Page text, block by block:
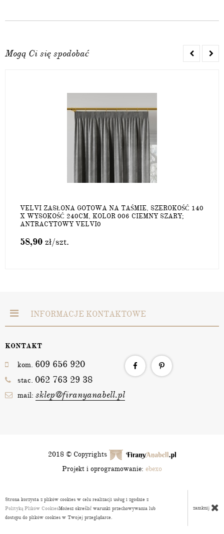
Mogą Ci się spodobać
VELVI ZASŁONA GOTOWA NA TAŚMIE, SZEROKOŚĆ 140
X WYSOKOŚĆ 240CM, KOLOR 006 CIEMNY SZARY;
ANTRACYTOWY VELVI0
58,90 zł/szt.
INFORMACJE KONTAKTOWE
KONTAKT
kom. 609 656 920
stac. 062 763 29 38
mail: sklep@firanyanabell.pl
2018 © Copyrights
Projekt i oprogramowanie: ebexo
Strona korzysta z plików cookies w celu realizacji usług i zgodnie z
Polityką Plików CookiesMożesz określić warunki przechowywania lub
dostępu do plików cookies w Twojej przeglądarce.
zamknij